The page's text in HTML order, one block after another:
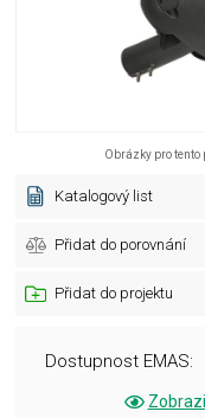
Obrázky pro
Katalogový list
Přidat do porovnání
Přidat do projektu
Dostupnost EMAS: